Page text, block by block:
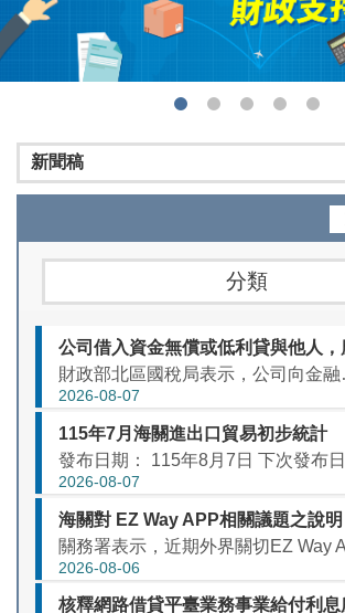
新聞稿
分類
財政部北區國稅局表示，公
2026-08-07
115年7月海關進出口貿易初步統計
2026-08-07
海關對 EZ Way APP相關議題之說明
2026-08-06